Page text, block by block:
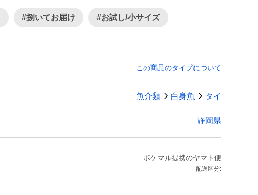
#捌いてお届け #お試し/小サイズ
この商品のタイプについて
魚介類 白身魚 タイ
静岡県
ポケマル提携のヤマト便
配送区分: